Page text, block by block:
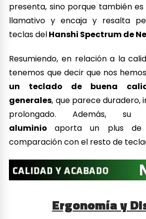
presenta, sino porque también
llamativo y encaja y resalta
teclas delHanshi Spectrum de
Resumiendo, en relación a la
tenemos que decir que nos
un teclado de buena
generales, que parece duradero,
prolongado. Además, su
aluminioaporta un plus de
comparación con el resto de
Ergonomía y